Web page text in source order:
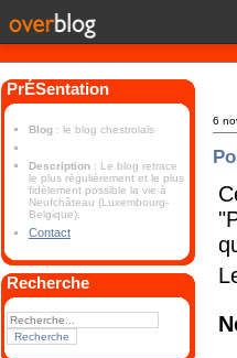
PrÉSentation
Blog : le blog chestrolais
Description : Le blog retrace
le plus régulièrement et le plus
fidèlement possible la vie à
Neufchâteau (Luxembourg-
Belgique).
Contact
Recherche
6